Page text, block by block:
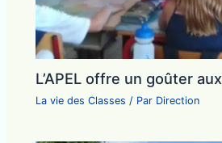
L’APEL offre un goûter
La vie des Classes / Par Direction